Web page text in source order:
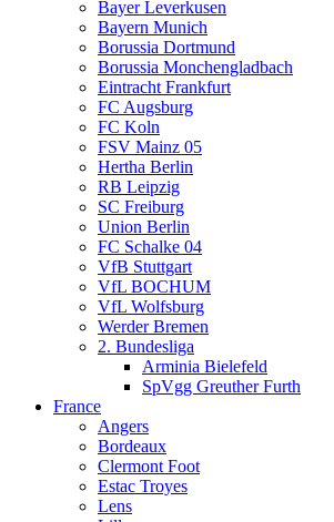
Bayer Leverkusen
Bayern Munich
Borussia Dortmund
Borussia Monchengladbach
Eintracht Frankfurt
FC Augsburg
FC Koln
FSV Mainz 05
Hertha Berlin
RB Leipzig
SC Freiburg
Union Berlin
FC Schalke 04
VfB Stuttgart
VfL BOCHUM
VfL Wolfsburg
Werder Bremen
2. Bundesliga
Arminia Bielefeld
SpVgg Greuther Furth
France
Angers
Bordeaux
Clermont Foot
Estac Troyes
Lens